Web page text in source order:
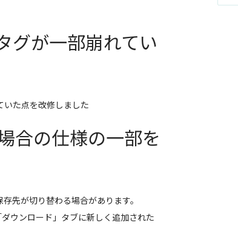
が一部崩れてい
た点を改修しました
合の仕様の一部を
先が切り替わる場合があります。
ウンロード」タブに新しく追加された